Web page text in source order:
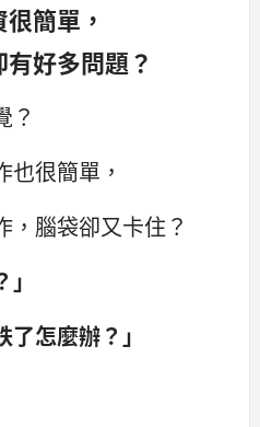
簡單，
好多問題？
？
也很簡單，
，腦袋卻又卡住？
了怎麼辦？」